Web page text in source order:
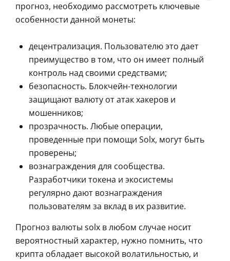
прогноз, необходимо рассмотреть ключевые
особенности данной монеты:
децентрализация. Пользователю это дает
преимущество в том, что он имеет полный
контроль над своими средствами;
безопасность. Блокчейн-технологии
защищают валюту от атак хакеров и
мошенников;
прозрачность. Любые операции,
проведенные при помощи Solx, могут быть
проверены;
вознаграждения для сообщества.
Разработчики токена и экосистемы
регулярно дают вознаграждения
пользователям за вклад в их развитие.
Прогноз валюты solx в любом случае носит
вероятностный характер, нужно помнить, что
крипта обладает высокой волатильностью, и